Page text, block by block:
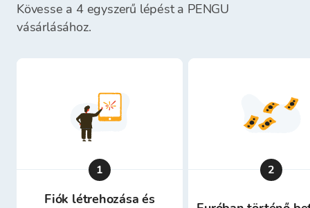
Kövesse a 4 egyszerű lépést a PENGU
vásárlásához.
1
Fiók létrehozása és
2